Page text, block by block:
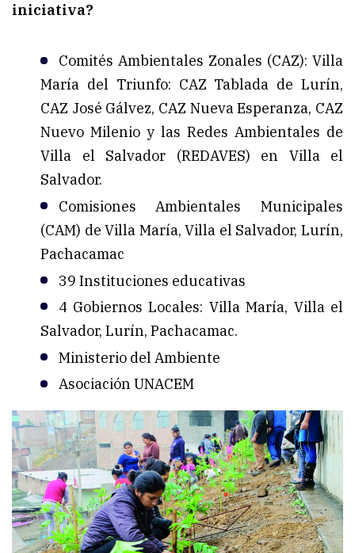
iniciativa?
Comités Ambientales Zonales (CAZ): Villa
María del Triunfo: CAZ Tablada de Lurín,
CAZ José Gálvez, CAZ Nueva Esperanza, CAZ
Nuevo Milenio y las Redes Ambientales de
Villa el Salvador (REDAVES) en Villa el
Salvador.
Comisiones Ambientales Municipales
(CAM) de Villa María, Villa el Salvador, Lurín,
Pachacamac
39 Instituciones educativas
4 Gobiernos Locales: Villa María, Villa el
Salvador, Lurín, Pachacamac.
Ministerio del Ambiente
Asociación UNACEM